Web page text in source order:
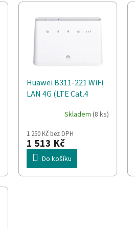
Huawei B311-221 WiFi
LAN 4G (LTE Cat.4
Skladem (8 ks)
1 250 Kč bez DPH
1 513 Kč
Do košíku